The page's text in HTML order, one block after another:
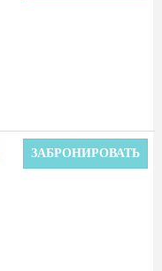
ЗАБРОНИРОВАТЬ